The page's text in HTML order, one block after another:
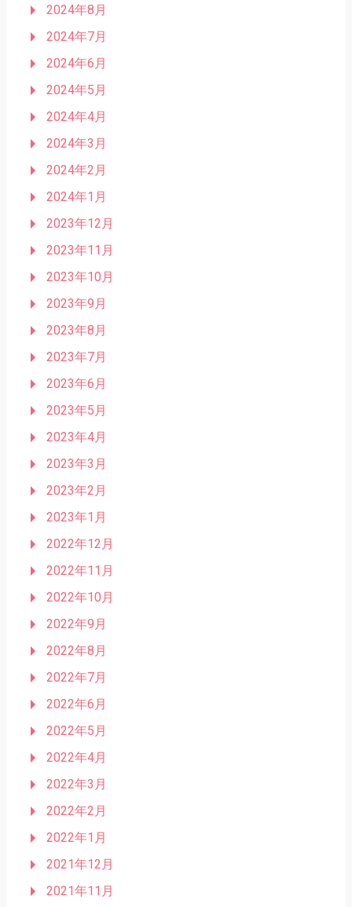
2024年8月
2024年7月
2024年6月
2024年5月
2024年4月
2024年3月
2024年2月
2024年1月
2023年12月
2023年11月
2023年10月
2023年9月
2023年8月
2023年7月
2023年6月
2023年5月
2023年4月
2023年3月
2023年2月
2023年1月
2022年12月
2022年11月
2022年10月
2022年9月
2022年8月
2022年7月
2022年6月
2022年5月
2022年4月
2022年3月
2022年2月
2022年1月
2021年12月
2021年11月